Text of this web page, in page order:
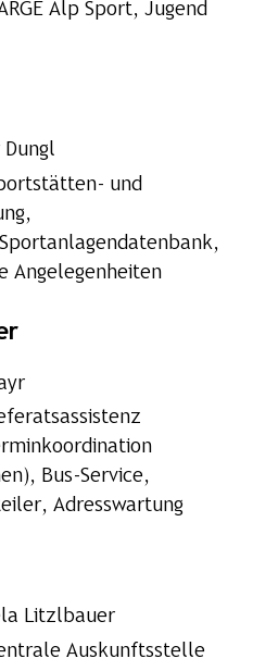
Alp Sport, Jugend
und
Angelegenheiten
Bus-Service,
Adresswartung
Litzlbauer
Auskunftsstelle